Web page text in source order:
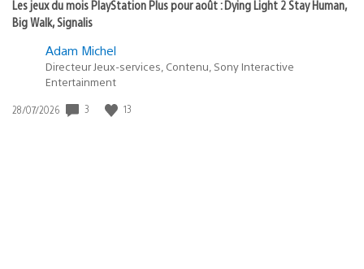
Les jeux du mois PlayStation Plus pour août : Dying Light 2 Stay Human,
Big Walk, Signalis
Adam Michel
Directeur Jeux-services, Contenu, Sony Interactive
Entertainment
Date
28/07/2026 3 13